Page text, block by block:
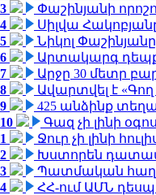
3
Փաշինյանի
4
Սիլվա
5
Նիկոլ
6
Արտակարգ դեպք
7
Արջը 30 մետր
8
Ավարտվել է «Գող
9
425 անձինք
10
Գազ չի լինի
1
Ջուր չի լինի
2
Խստորեն
3
Պատմական
4
ՀՀ-ում ԱՄՆ